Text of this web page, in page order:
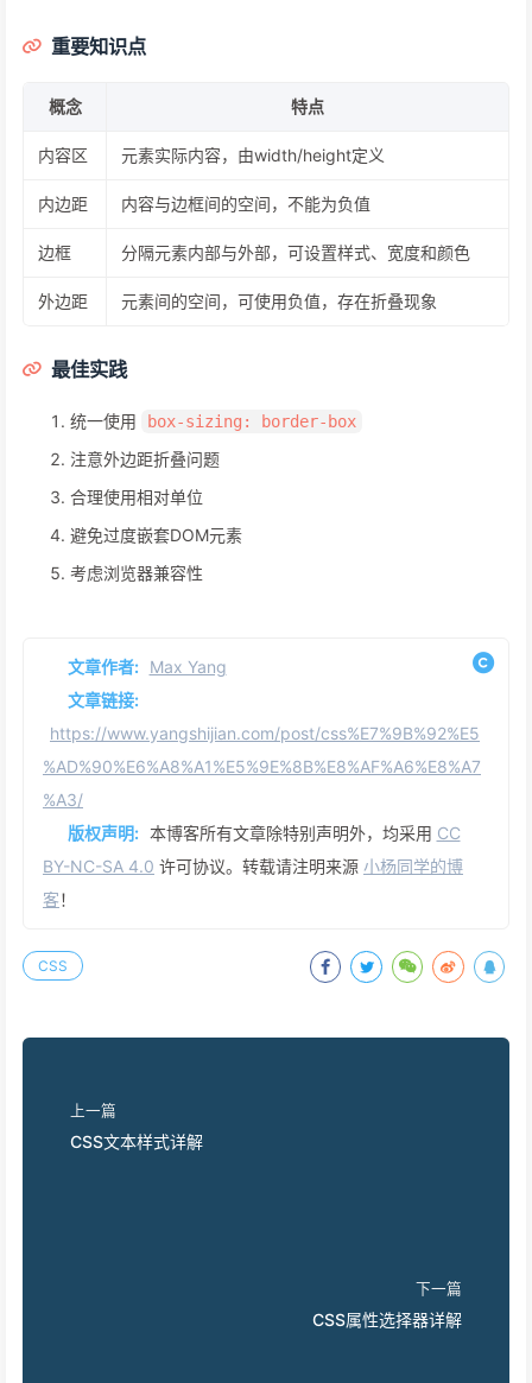
重要知识点
概念 特点
内容区 元素实际内容，由width/height定义
内边距 内容与边框间的空间，不能为负值
边框 分隔元素内部与外部，可设置样式、宽度和颜色
外边距 元素间的空间，可使用负值，存在折叠现象
最佳实践
统一使用 box-sizing: border-box
注意外边距折叠问题
合理使用相对单位
避免过度嵌套DOM元素
考虑浏览器兼容性
文章作者: Max Yang
文章链接:
https://www.yangshijian.com/post/css%E7%9B%92%E5
%AD%90%E6%A8%A1%E5%9E%8B%E8%AF%A6%E8%A7
%A3/
版权声明: 本博客所有文章除特别声明外，均采用 CC
BY-NC-SA 4.0 许可协议。转载请注明来源 小杨同学的博
客！
CSS
上一篇
CSS文本样式详解
下一篇
CSS属性选择器详解